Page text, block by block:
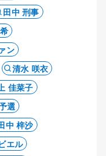
田中 刑事
ン
清水 咲衣
佳菜子
選
中 梓沙
エル